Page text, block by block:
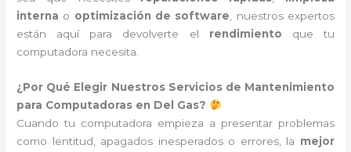
interna o optimización de software , nuestros expertos
están aquí para devolverte el rendimiento que tu
computadora necesita.
¿Por Qué Elegir Nuestros Servicios de Mantenimiento
para Computadoras en Del Gas?
Cuando tu computadora empieza a presentar problemas
como lentitud, apagados inesperados o errores, la mejor